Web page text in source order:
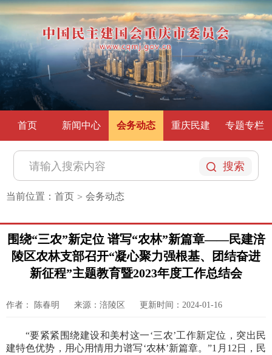
首页 新闻中心 会务动态 重庆民建 专题专栏
搜索
当前位置： 首页 > 会务动态
围绕“三农”新定位 谱写“农林”新篇章——民建涪
陵区农林支部召开“凝心聚力强根基、团结奋进
新征程”主题教育暨2023年度工作总结会
作者： 陈春明 来源：涪陵区 更新时间：2024-01-16
“要紧紧围绕建设和美村这一‘三农’工作新定位，突出民
建特色优势，用心用情用力谱写‘农林’新篇章。”1月12日，民